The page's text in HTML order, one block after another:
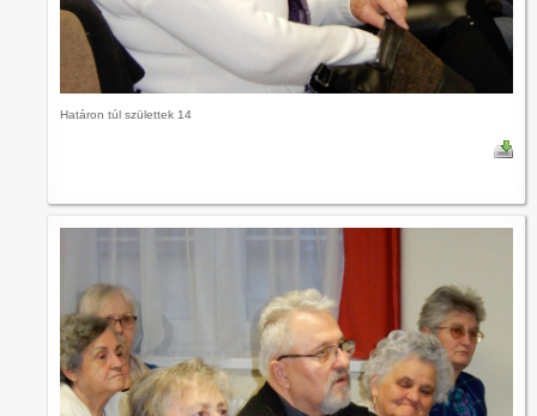
Határon túl születtek 14